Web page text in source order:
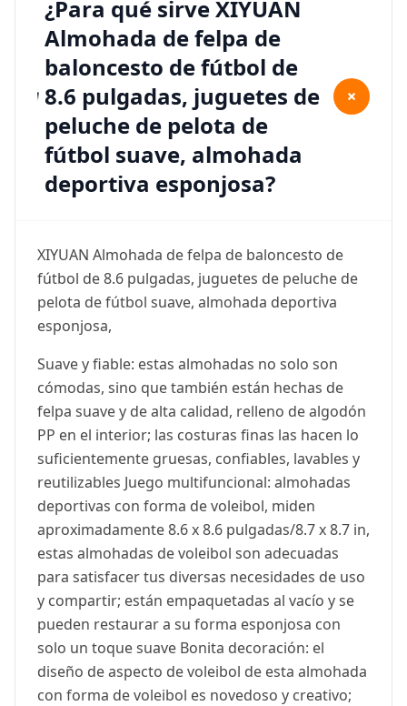
¿Para qué sirve XIYUAN
Almohada de felpa de
baloncesto de fútbol de
8.6 pulgadas, juguetes de
peluche de pelota de
fútbol suave, almohada
deportiva esponjosa?
+
XIYUAN Almohada de felpa de baloncesto de
fútbol de 8.6 pulgadas, juguetes de peluche de
pelota de fútbol suave, almohada deportiva
esponjosa,
Suave y fiable: estas almohadas no solo son
cómodas, sino que también están hechas de
felpa suave y de alta calidad, relleno de algodón
PP en el interior; las costuras finas las hacen lo
suficientemente gruesas, confiables, lavables y
reutilizables Juego multifuncional: almohadas
deportivas con forma de voleibol, miden
aproximadamente 8.6 x 8.6 pulgadas/8.7 x 8.7 in,
estas almohadas de voleibol son adecuadas
para satisfacer tus diversas necesidades de uso
y compartir; están empaquetadas al vacío y se
pueden restaurar a su forma esponjosa con
solo un toque suave Bonita decoración: el
diseño de aspecto de voleibol de esta almohada
con forma de voleibol es novedoso y creativo;